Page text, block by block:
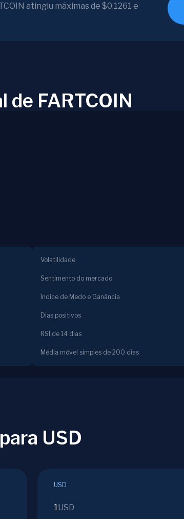
atingiu máximas de $0.1261 e
de FARTCOIN
Volatilidade
Sentimento do mercado
Índice de Medo e Ganância
Dias positivos
RSI de 14 dias
Média móvel simples de 200 dias
USD
USD
1USD